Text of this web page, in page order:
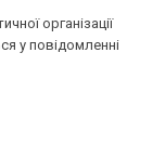
організації
у повідомленні